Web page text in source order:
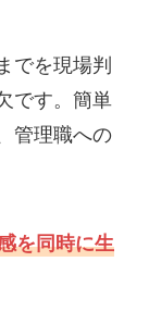
でを現場判
です。簡単
管理職への
を同時に生